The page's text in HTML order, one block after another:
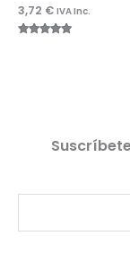
3,72 € IVA Inc.